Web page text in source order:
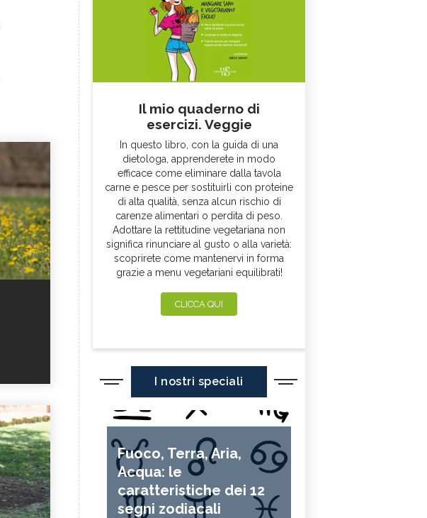
Il mio quaderno di
esercizi. Veggie
In questo libro, con la guida di una
dietologa, apprenderete in modo
efficace come eliminare dalla tavola
carne e pesce per sostituirli con proteine
di alta qualità, senza alcun rischio di
carenze alimentari o perdita di peso.
Adottare la rettitudine vegetariana non
significa rinunciare al gusto o alla varietà:
scoprirete come mantenervi in forma
grazie a menu vegetariani equilibrati!
CLICCA QUI
I nostri speciali
Fuoco, Terra, Aria,
Acqua: le
caratteristiche dei 12
segni zodiacali